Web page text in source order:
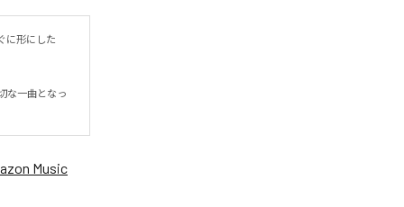
に形にした
な一曲となっ
Music